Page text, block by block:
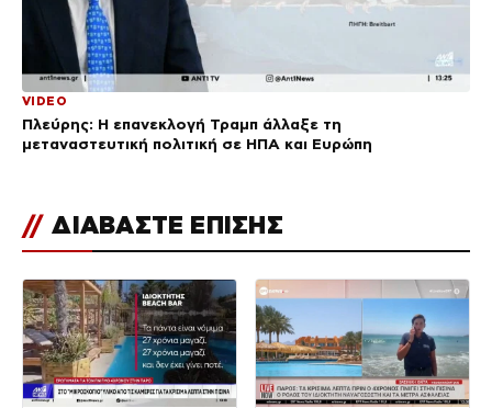
VIDEO
Πλεύρης: Η επανεκλογή Τραμπ άλλαξε τη
μεταναστευτική πολιτική σε ΗΠΑ και Ευρώπη
// ΔΙΑΒΑΣΤΕ ΕΠΙΣΗΣ